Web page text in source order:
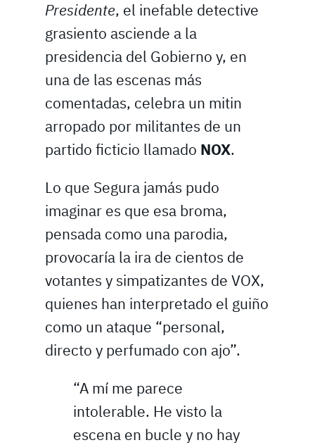
Presidente, el inefable detective
grasiento asciende a la
presidencia del Gobierno y, en
una de las escenas más
comentadas, celebra un mitin
arropado por militantes de un
partido ficticio llamado NOX.
Lo que Segura jamás pudo
imaginar es que esa broma,
pensada como una parodia,
provocaría la ira de cientos de
votantes y simpatizantes de VOX,
quienes han interpretado el guiño
como un ataque “personal,
directo y perfumado con ajo”.
“A mí me parece
intolerable. He visto la
escena en bucle y no hay